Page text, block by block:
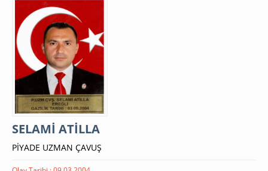
SELAMİ ATİLLA
PİYADE UZMAN ÇAVUŞ